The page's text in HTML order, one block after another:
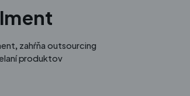
zahŕňa outsourcing
produktov